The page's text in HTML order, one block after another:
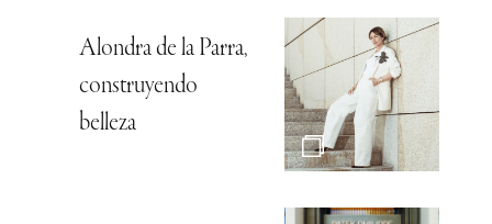
Alondra de la Parra,
construyendo
belleza